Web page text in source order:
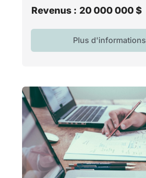
Revenus : 20 000 000 $
Plus d'informations